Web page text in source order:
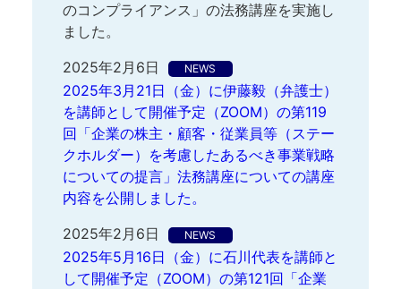
のコンプライアンス」の法務講座を実施し
ました。
2025年2月6日
NEWS
2025年3月21日（金）に伊藤毅（弁護士）
を講師として開催予定（ZOOM）の第119
回「企業の株主・顧客・従業員等（ステー
クホルダー）を考慮したあるべき事業戦略
についての提言」法務講座についての講座
内容を公開しました。
2025年2月6日
NEWS
2025年5月16日（金）に石川代表を講師と
して開催予定（ZOOM）の第121回「企業